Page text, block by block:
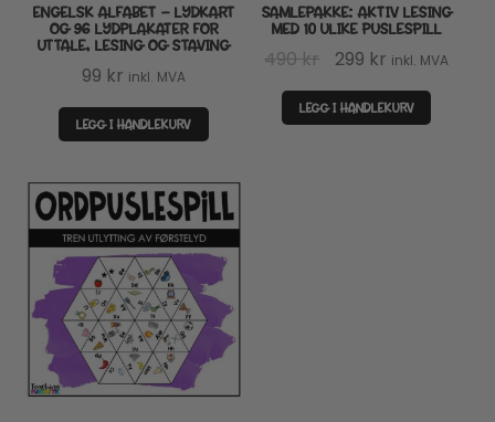
ENGELSK ALFABET – LYDKART
OG 96 LYDPLAKATER FOR
UTTALE, LESING OG STAVING
99 kr inkl. MVA
LEGG I HANDLEKURV
SAMLEPAKKE: AKTIV LESING
MED 10 ULIKE PUSLESPILL
490kr
Opprinnelig
pris
var:
299 kr Nåværende
pris
er:
inkl. MVA
LEGG I HANDLEKURV